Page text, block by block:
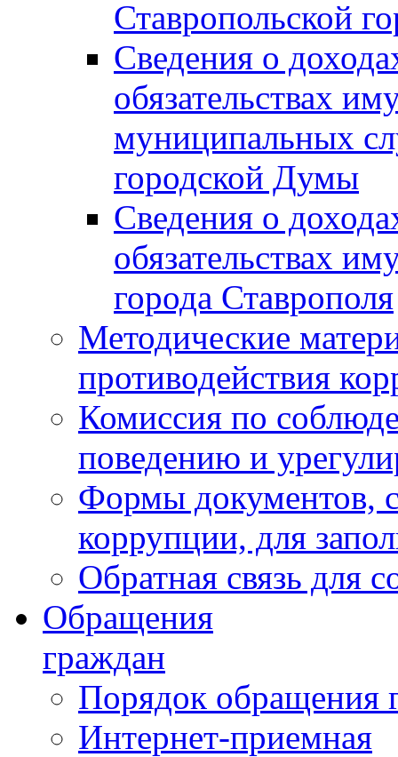
Ставропольской
Сведения о
обязательствах
муниципальных
городской Думы
Сведения о
обязательствах
города Ставрополя
Методические
противодействия
Комиссия по
поведению и
Формы документов,
коррупции, для
Обратная связь для
Обращения
граждан
Порядок обращения
Интернет-приемная